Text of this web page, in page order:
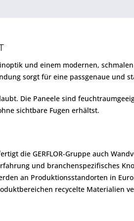
und einem modernen,
sorgt für eine passgenaue und
Die Paneele sind
sichtbare Fugen erhältst.
die GERFLOR-Gruppe auch
und branchenspezifisches
an Produktionsstandorten in
recycelte Materialien